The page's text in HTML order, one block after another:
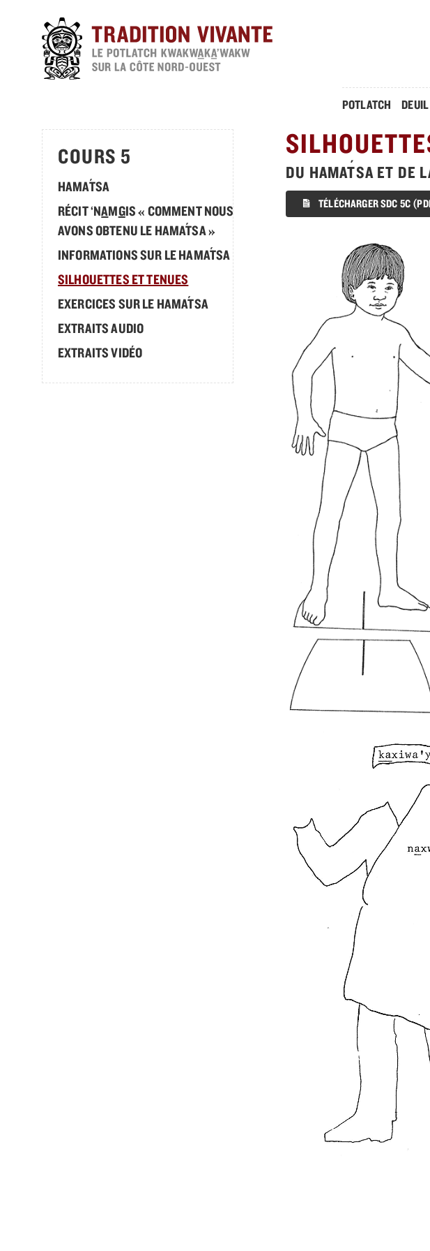
principal
POTLATCH DEUIL
DU HAMAT
´SA ET DE
TÉLÉCHARGER SDC 5C
COURS 5
HAMAT
´ SA
RÉCIT ‘NAMGIS « COMMENT NOUS
AVONS OBTENU LE HAMAT
´ SA »
INFORMATIONS SUR LEHAMAT
´ SA
SILHOUETTES ET TENUES
EXERCICES SUR LE HAMAT
´ SA
EXTRAITS AUDIO
EXTRAITS VIDÉO